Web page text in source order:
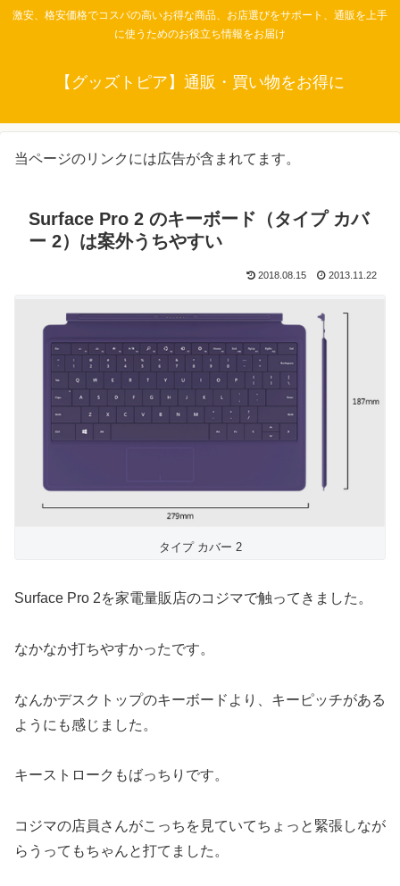
激安、格安価格でコスパの高いお得な商品、お店選びをサポート、通販を上手
に使うためのお役立ち情報をお届け
【グッズトピア】通販・買い物をお得に
当ページのリンクには広告が含まれてます。
Surface Pro 2 のキーボード（タイプ カバ
ー 2）は案外うちやすい
2018.08.15 2013.11.22
タイプ カバー 2
Surface Pro 2を家電量販店のコジマで触ってきました。
なかなか打ちやすかったです。
なんかデスクトップのキーボードより、キーピッチがある
ようにも感じました。
キーストロークもばっちりです。
コジマの店員さんがこっちを見ていてちょっと緊張しなが
らうってもちゃんと打てました。